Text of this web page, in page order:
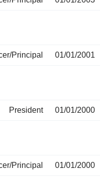
Principal 01/01/2001
President 01/01/2000
Principal 01/01/2000